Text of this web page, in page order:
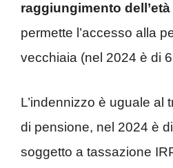
raggiungimento
permette l’accesso alla
vecchiaia (nel 2024 è di
L’indennizzo è uguale al
di pensione, nel 2024 è
soggetto a tassazione